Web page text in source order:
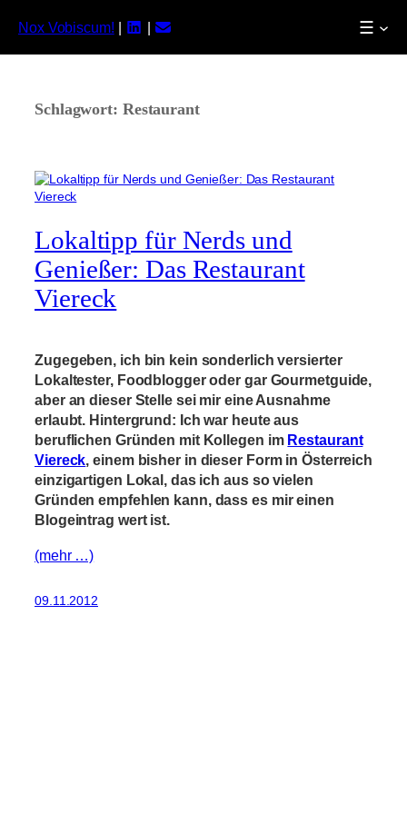
springen
Nox Vobiscum! | | ☰
Schlagwort: Restaurant
Lokaltipp für Nerds und
Genießer: Das Restaurant
Viereck
Zugegeben, ich bin kein sonderlich versierter
Lokaltester, Foodblogger oder gar Gourmetguide,
aber an dieser Stelle sei mir eine Ausnahme
erlaubt. Hintergrund: Ich war heute aus
beruflichen Gründen mit Kollegen im Restaurant
Viereck, einem bisher in dieser Form in Österreich
einzigartigen Lokal, das ich aus so vielen
Gründen empfehlen kann, dass es mir einen
Blogeintrag wert ist.
(mehr …)
09.11.2012